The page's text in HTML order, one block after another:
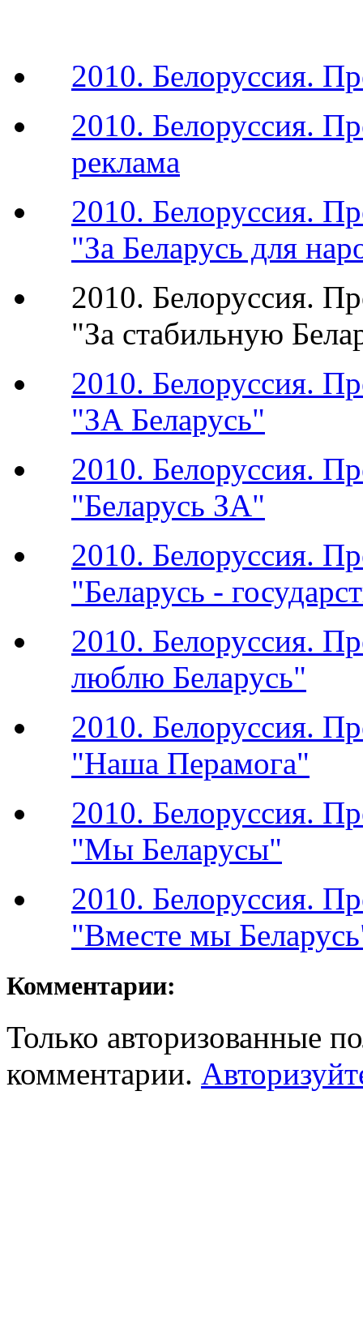
2010. Белоруссия.
2010. Белоруссия.
реклама
2010. Белоруссия.
"За Беларусь для
2010. Белоруссия.
"За стабильную
2010. Белоруссия.
"ЗА Беларусь"
2010. Белоруссия.
"Беларусь ЗА"
2010. Белоруссия.
"Беларусь -
2010. Белоруссия.
люблю Беларусь"
2010. Белоруссия.
"Наша Перамога"
2010. Белоруссия.
"Мы Беларусы"
2010. Белоруссия.
"Вместе мы
Комментарии:
Только авторизованные
комментарии.